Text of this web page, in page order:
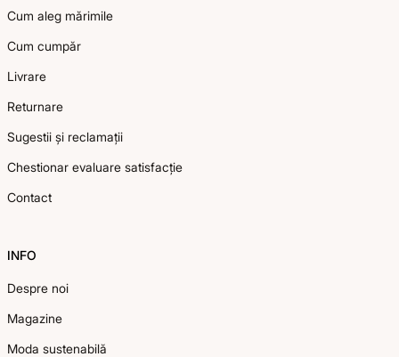
Cum aleg mărimile
Cum cumpăr
Livrare
Returnare
Sugestii și reclamații
Chestionar evaluare satisfacție
Contact
INFO
Despre noi
Magazine
Moda sustenabilă